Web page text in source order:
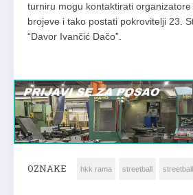
turniru mogu kontaktirati
brojeve i tako postati pokrovitelji 23.
“Davor Ivančić Dačo”.
OZNAKE hkk rama streetball